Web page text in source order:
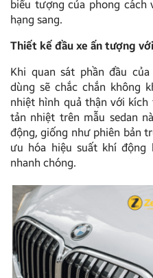
biểu tượng của phong
hạng sang.
Thiết kế đầu xe ấn tượng
Khi quan sát phần đầu
dùng sẽ chắc chắn không
nhiệt hình quả thận với
tản nhiệt trên mẫu sedan
động, giống như phiên bản
ưu hóa hiệu suất khí
nhanh chóng.